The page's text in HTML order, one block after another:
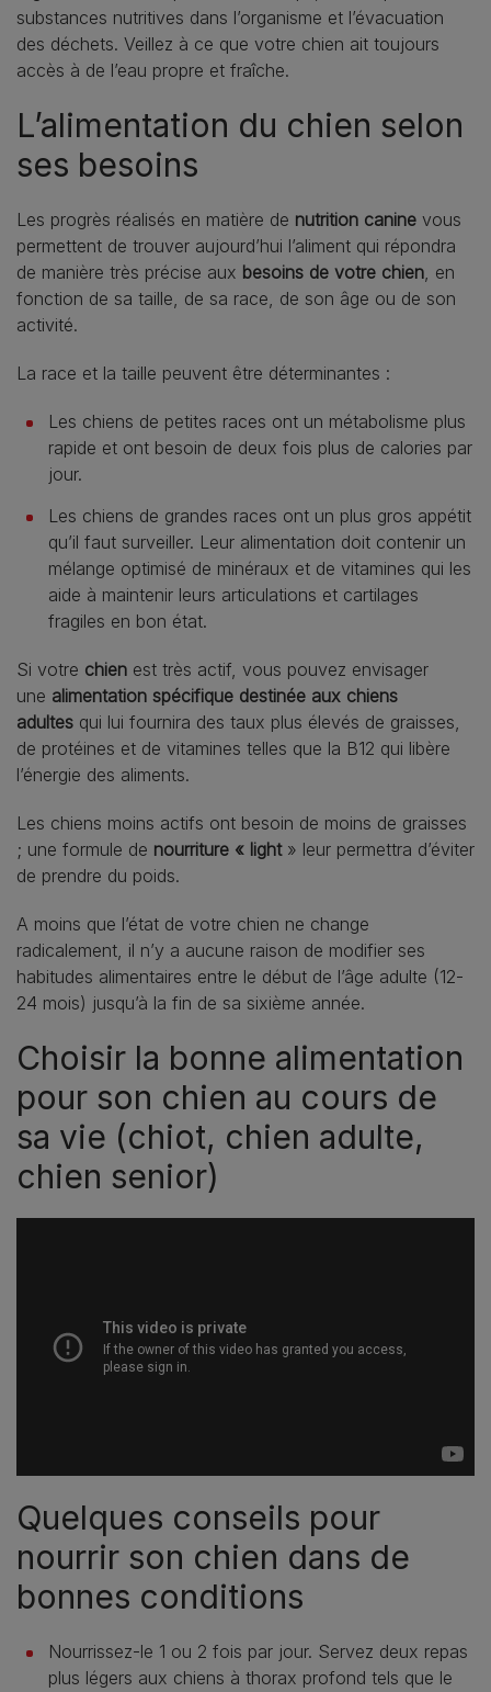
substances nutritives dans l’organisme et l’évacuation
des déchets. Veillez à ce que votre chien ait toujours
accès à de l’eau propre et fraîche.
L’alimentation du chien selon
ses besoins
Les progrès réalisés en matière de nutrition canine vous
permettent de trouver aujourd’hui l’aliment qui répondra
de manière très précise aux besoins de votre chien, en
fonction de sa taille, de sa race, de son âge ou de son
activité.
La race et la taille peuvent être déterminantes :
Les chiens de petites races ont un métabolisme plus
rapide et ont besoin de deux fois plus de calories par
jour.
Les chiens de grandes races ont un plus gros appétit
qu’il faut surveiller. Leur alimentation doit contenir un
mélange optimisé de minéraux et de vitamines qui les
aide à maintenir leurs articulations et cartilages
fragiles en bon état.
Si votre chien est très actif, vous pouvez envisager
une alimentation spécifique destinée aux chiens
adultes qui lui fournira des taux plus élevés de graisses,
de protéines et de vitamines telles que la B12 qui libère
l’énergie des aliments.
Les chiens moins actifs ont besoin de moins de graisses
; une formule de nourriture « light» leur permettra d’éviter
de prendre du poids.
A moins que l’état de votre chien ne change
radicalement, il n’y a aucune raison de modifier ses
habitudes alimentaires entre le début de l’âge adulte (12-
24 mois) jusqu’à la fin de sa sixième année.
Choisir la bonne alimentation
pour son chien au cours de
sa vie (chiot, chien adulte,
chien senior)
Quelques conseils pour
nourrir son chien dans de
bonnes conditions
Nourrissez-le 1 ou 2 fois par jour. Servez deux repas
plus légers aux chiens à thorax profond tels que le